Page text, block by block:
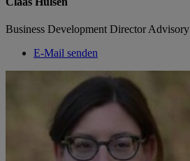
Business Development Director Advisory
E-Mail senden